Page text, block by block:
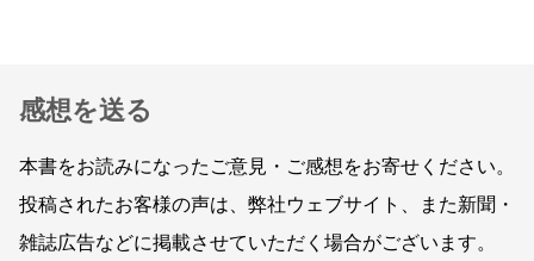
感想を送る
本書をお読みになったご意見・ご感想をお寄せください。
投稿されたお客様の声は、弊社ウェブサイト、また新聞・
雑誌広告などに掲載させていただく場合がございます。